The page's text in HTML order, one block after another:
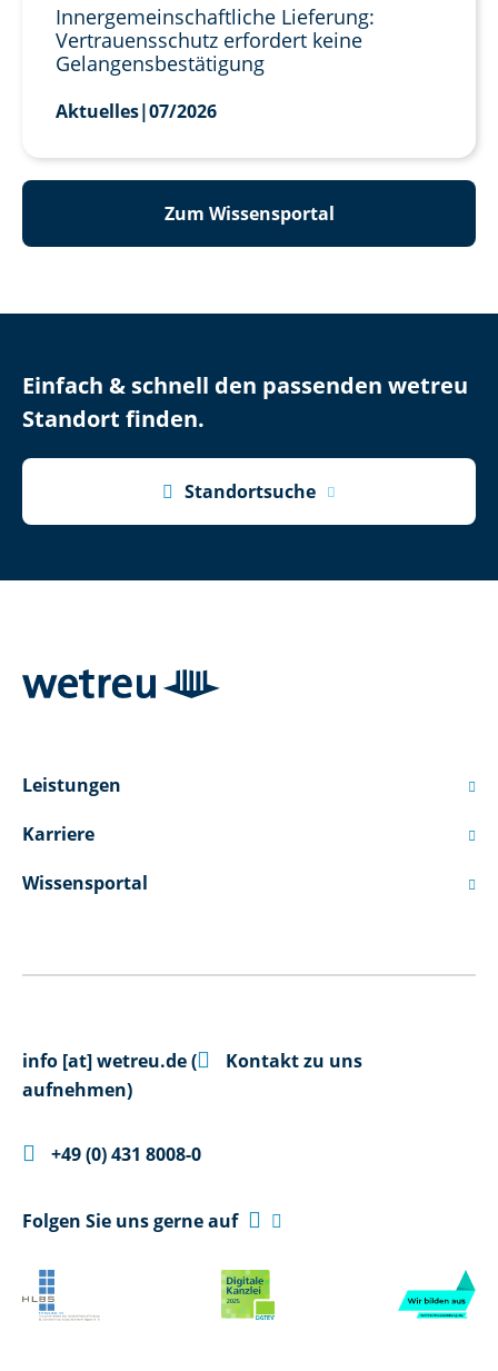
Innergemeinschaftliche Lieferung:
Vertrauensschutz erfordert keine
Gelangensbestätigung
Aktuelles|07/2026
Zum Wissensportal
Einfach & schnell den passenden wetreu
Standort finden.
 Standortsuche
Leistungen 
Karriere 
Wissensportal 
info [at]wetreu.de(
Kontakt zu uns
aufnehmen)
 +49 (0) 431 8008-0
Folgen Sie uns gerne auf  